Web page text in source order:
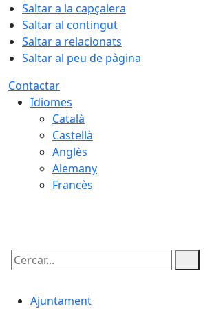
Saltar a la capçalera
Saltar al contingut
Saltar a relacionats
Saltar al peu de pàgina
Contactar
Idiomes
Català
Castellà
Anglès
Alemany
Francès
Cercar:
Ajuntament